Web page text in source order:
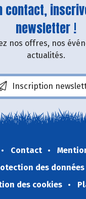
contact,
newsletter !
nos offres, nos
actualités.
Inscription
Contact
des données
des cookies